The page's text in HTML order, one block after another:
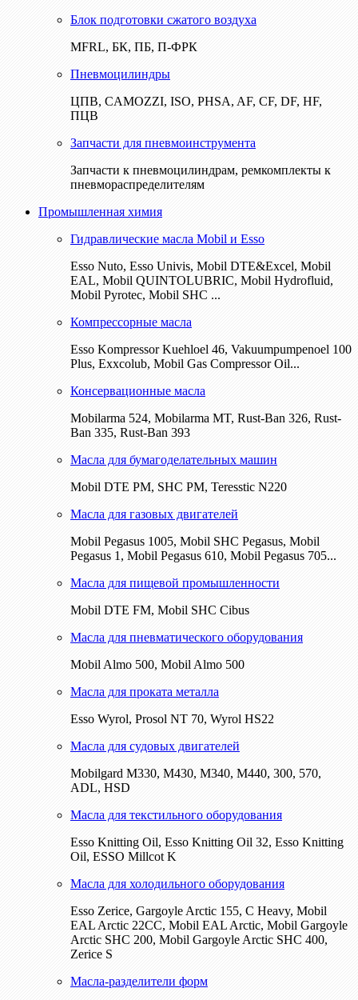
Блок подготовки сжатого воздуха
MFRL, БК, ПБ, П-ФРК
Пневмоцилиндры
ЦПВ, CAMOZZI, ISO, PHSA, AF, CF, DF, HF,
ПЦВ
Запчасти для пневмоинструмента
Запчасти к пневмоцилиндрам, ремкомплекты к
пневмораспределителям
Промышленная химия
Гидравлические масла Mobil и Esso
Esso Nuto, Esso Univis, Mobil DTE&Excel, Mobil
EAL, Mobil QUINTOLUBRIC, Mobil Hydrofluid,
Mobil Pyrotec, Mobil SHC ...
Компрессорные масла
Esso Kompressor Kuehloel 46, Vakuumpumpenoel 100
Plus, Exxcolub, Mobil Gas Compressor Oil...
Консервационные масла
Mobilarma 524, Mobilarma MT, Rust-Ban 326, Rust-
Ban 335, Rust-Ban 393
Масла для бумагоделательных машин
Mobil DTE РМ, SHC PM, Teresstic N220
Масла для газовых двигателей
Mobil Pegasus 1005, Mobil SHC Pegasus, Mobil
Pegasus 1, Mobil Pegasus 610, Mobil Pegasus 705...
Масла для пищевой промышленности
Mobil DTE FM, Mobil SHC Cibus
Масла для пневматического оборудования
Mobil Almo 500, Mobil Almo 500
Масла для проката металла
Esso Wyrol, Prosol NT 70, Wyrol HS22
Масла для судовых двигателей
Mobilgard M330, M430, M340, M440, 300, 570,
ADL, HSD
Масла для текстильного оборудования
Esso Knitting Oil, Esso Knitting Oil 32, Esso Knitting
Oil, ESSO Millcot K
Масла для холодильного оборудования
Esso Zerice, Gargoyle Arctic 155, С Heavy, Mobil
EAL Arctic 22CC, Mobil EAL Arctic, Mobil Gargoyle
Arctic SHC 200, Mobil Gargoyle Arctic SHC 400,
Zerice S
Масла-разделители форм